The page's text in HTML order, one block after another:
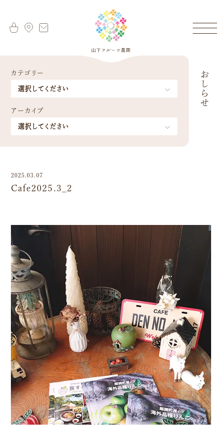
おしらせ
カテゴリー
アーカイブ
2025.03.07
Cafe2025.3_2